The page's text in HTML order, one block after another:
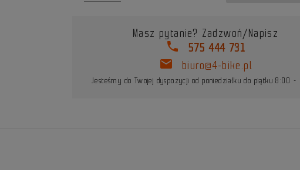
Masz pytanie? Zadzwoń/Napisz
phone 575 444 731
mail biuro@4-bike.pl
Jesteśmy do Twojej dyspozycji od poniedziałku do piątku 8:00 -